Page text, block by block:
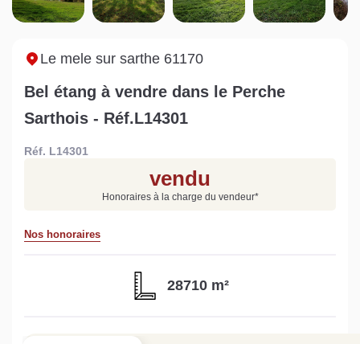
Sarthe pour booster sa
vente
quelles sont les
conséquences ?
Estimez votre bien en ligne.
en quelques clics.
Le mele sur sarthe 61170
Bel étang à vendre dans le Perche
Sarthois - Réf.L14301
Réf. L14301
vendu
Honoraires à la charge du vendeur*
Nos honoraires
28710 m²